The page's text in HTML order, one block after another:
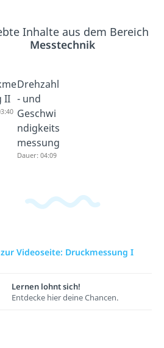
Inhalte aus dem Bereich
Messtechnik
II
Drehzahl
- und
Geschwi
ndigkeits
messung
Dauer: 04:09
zur Videoseite: Druckmessung I
Lernen lohnt sich!
Entdecke hier deine Chancen.